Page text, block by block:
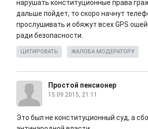
нарушать конституционные права
дальше пойдет, то скоро начнут
прослушивать и обяжут всех GPS
ради безопасности.
ЦИТИРОВАТЬ ЖАЛОБА МОДЕРАТОРУ
Простой пенсионер
15.09.2015, 21:11
Это был не конституционный суд, а